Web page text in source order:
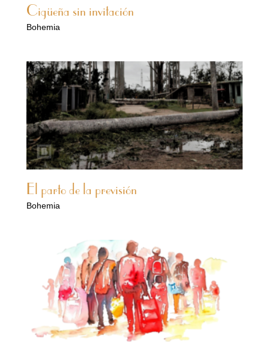
Cigüeña sin invitación
Bohemia
El parto de la previsión
Bohemia